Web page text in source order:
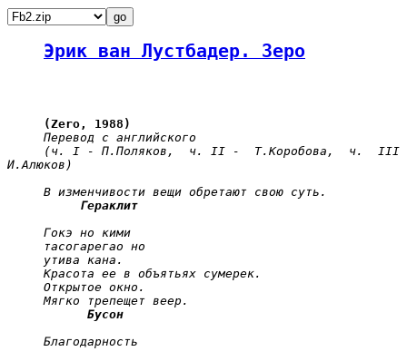
Эрик ван Лустбадер. Зеро
(Zero, 1988)
Перевод с английского
(ч. I - П.Поляков,  ч. II -  Т.Коробова,  ч.  III
И.Алюков)
В изменчивости вещи обретают свою суть.
Гераклит
Гокэ но кими
тасогарегао но
утива кана.
Красота ее в объятьях сумерек.
Открытое окно.
Мягко трепещет веер.
Бусон
Благодарность